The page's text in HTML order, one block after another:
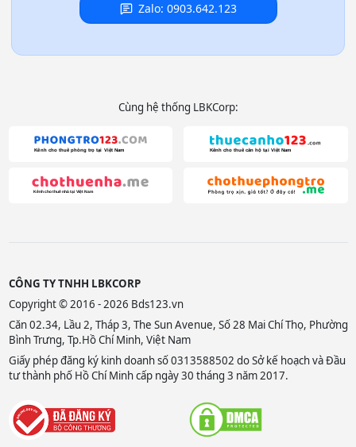
Zalo: 0903.642.123
Cùng hệ thống LBKCorp:
CÔNG TY TNHH LBKCORP
Copyright © 2016 - 2026 Bds123.vn
Căn 02.34, Lầu 2, Tháp 3, The Sun Avenue, Số 28 Mai Chí Thọ, Phường
Bình Trưng, Tp.Hồ Chí Minh, Việt Nam
Giấy phép đăng ký kinh doanh số 0313588502 do Sở kế hoạch và Đầu
tư thành phố Hồ Chí Minh cấp ngày 30 tháng 3 năm 2017.